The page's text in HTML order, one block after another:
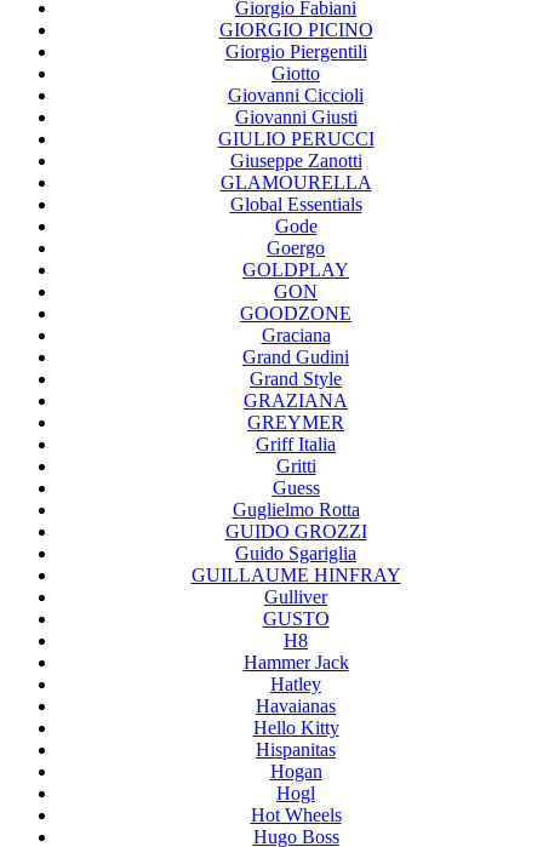
Giorgio Fabiani
GIORGIO PICINO
Giorgio Piergentili
Giotto
Giovanni Ciccioli
Giovanni Giusti
GIULIO PERUCCI
Giuseppe Zanotti
GLAMOURELLA
Global Essentials
Gode
Goergo
GOLDPLAY
GON
GOODZONE
Graciana
Grand Gudini
Grand Style
GRAZIANA
GREYMER
Griff Italia
Gritti
Guess
Guglielmo Rotta
GUIDO GROZZI
Guido Sgariglia
GUILLAUME HINFRAY
Gulliver
GUSTO
H8
Hammer Jack
Hatley
Havaianas
Hello Kitty
Hispanitas
Hogan
Hogl
Hot Wheels
Hugo Boss